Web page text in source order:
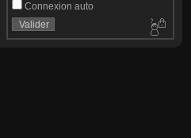
Connexion auto